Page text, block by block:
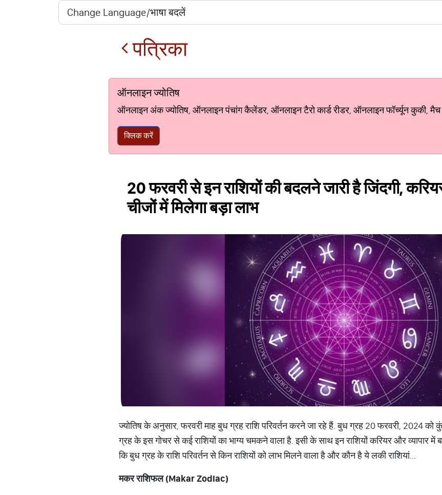
पत्रिका
ऑनलाइन ज्योतिष
ऑनलाइन अंक ज्योतिष, ऑनलाइन पंचांग कैलेंडर, ऑनलाइन टैरो कार्ड रीडर, ऑनलाइन फॉर्च्यून कुकी,
क्लिक करें
20 फरवरी से इन राशियों की बदलने जारी है जिंदगी,
चीजों में मिलेगा बड़ा लाभ
ज्योतिष के अनुसार, फरवरी माह बुध ग्रह राशि परिवर्तन करने जा रहे हैं. बुध ग्रह 20 फरवरी, 2024 को
ग्रह के इस गोचर से कई राशियों का भाग्य चमकने वाला है. इसी के साथ इन राशियों करियर और व्यापार में
कि बुध ग्रह के राशि परिवर्तन से किन राशियों को लाभ मिलने वाला है और कौन है ये लकी राशियां...
मकरराशिफल(Makar Zodiac)